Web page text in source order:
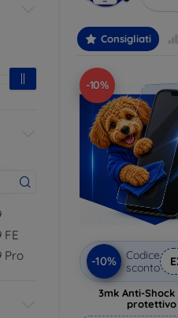
FE
Pro
Consigliati
-10%
-10%
Codice
sconto
3mk Anti-
protettivo